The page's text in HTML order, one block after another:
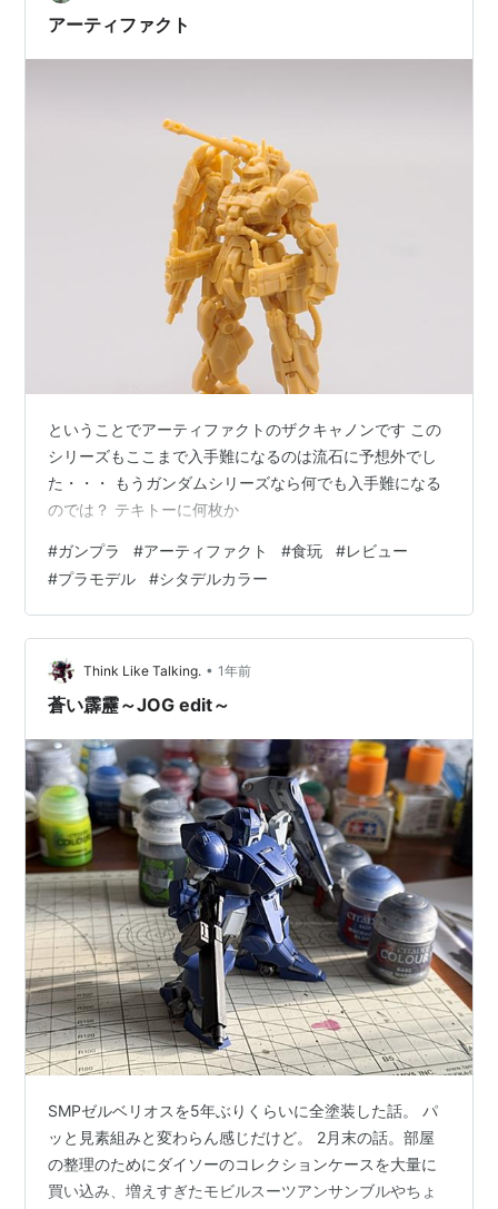
アーティファクト
ということでアーティファクトのザクキャノンです この
シリーズもここまで入手難になるのは流石に予想外でし
た・・・ もうガンダムシリーズなら何でも入手難になる
のでは？ テキトーに何枚か
#ガンプラ #アーティファクト #食玩 #レビュー
#プラモデル #シタデルカラー
Think Like Talking. • 1年前
蒼い霹靂～JOG edit～
SMPゼルベリオスを5年ぶりくらいに全塗装した話。 パ
ッと見素組みと変わらん感じだけど。 2月末の話。部屋
の整理のためにダイソーのコレクションケースを大量に
買い込み、増えすぎたモビルスーツアンサンブルやちょ